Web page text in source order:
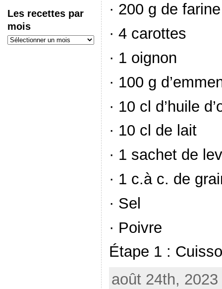
Les recettes par
mois
Les
recettes
· 200 g de farine
· 4 carottes
· 1 oignon
· 100 g
· 10 cl d’huile
· 10 cl de lait
· 1 sachet de
· 1 c.à c. de
· Sel
· Poivre
Étape 1 :
août 24th,